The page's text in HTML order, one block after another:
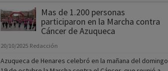
Mas de 1.200 personas
participaron en la Marcha contra
Cáncer de Azuqueca
20/10/2025 Redacción
Azuqueca de Henares celebró en la mañana del domingo